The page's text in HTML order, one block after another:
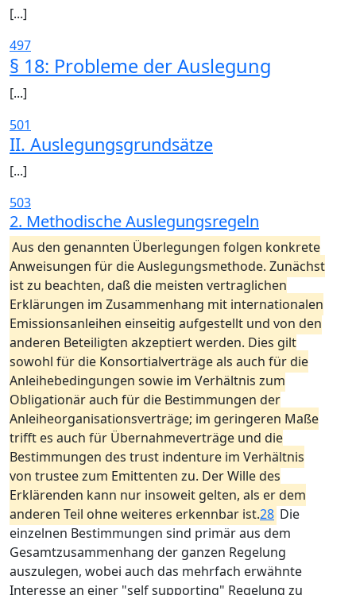
[...]
497
§ 18: Probleme der Auslegung
[...]
501
II. Auslegungsgrundsätze
[...]
503
2. Methodische Auslegungsregeln
Aus den genannten Überlegungen folgen konkrete
Anweisungen für die Auslegungsmethode. Zunächst
ist zu beachten, daß die meisten vertraglichen
Erklärungen im Zusammenhang mit internationalen
Emissionsanleihen einseitig aufgestellt und von den
anderen Beteiligten akzeptiert werden. Dies gilt
sowohl für die Konsortialverträge als auch für die
Anleihebedingungen sowie im Verhältnis zum
Obligationär auch für die Bestimmungen der
Anleiheorganisationsverträge; im geringeren Maße
trifft es auch für Übernahmeverträge und die
Bestimmungen des trust indenture im Verhältnis
von trustee zum Emittenten zu. Der Wille des
Erklärenden kann nur insoweit gelten, als er dem
anderen Teil ohne weiteres erkennbar ist.28 Die
einzelnen Bestimmungen sind primär aus dem
Gesamtzusammenhang der ganzen Regelung
auszulegen, wobei auch das mehrfach erwähnte
Interesse an einer "self supporting" Regelung zu